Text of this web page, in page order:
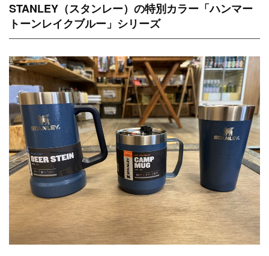
STANLEY（スタンレー）の特別カラー「ハンマー
トーンレイクブルー」シリーズ